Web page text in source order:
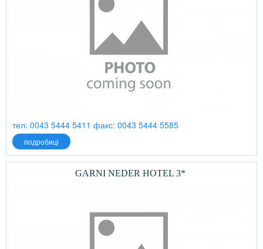
тел: 0043 5444 5411 факс: 0043 5444 5585
подробиці
GARNI NEDER HOTEL 3*